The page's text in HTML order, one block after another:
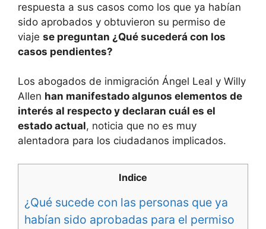
respuesta a sus casos como los que ya habían
sido aprobados y obtuvieron su permiso de
viaje se preguntan ¿Qué sucederá con los
casos pendientes?
Los abogados de inmigración Ángel Leal y Willy
Allen han manifestado algunos elementos de
interés al respecto y declaran cuál es el
estado actual, noticia que no es muy
alentadora para los ciudadanos implicados.
Indice
¿Qué sucede con las personas que ya
habían sido aprobadas para el permiso